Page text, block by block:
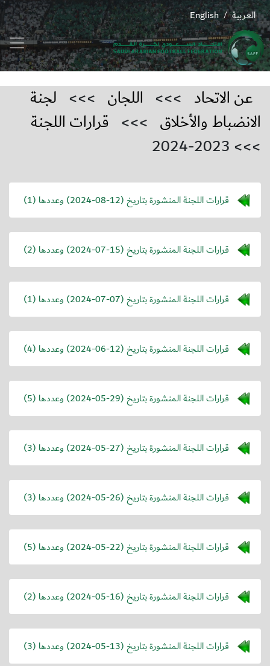
English / العربية
عن الاتحاد >>> اللجان >>> لجنة
الانضباط والأخلاق >>> قرارات اللجنة
>>> 2023-2024
قرارات اللجنة المنشورة بتاريخ (2024-08-12) وعددها (1)
قرارات اللجنة المنشورة بتاريخ (2024-07-15) وعددها (2)
قرارات اللجنة المنشورة بتاريخ (2024-07-07) وعددها (1)
قرارات اللجنة المنشورة بتاريخ (2024-06-12) وعددها (4)
قرارات اللجنة المنشورة بتاريخ (2024-05-29) وعددها (5)
قرارات اللجنة المنشورة بتاريخ (2024-05-27) وعددها (3)
قرارات اللجنة المنشورة بتاريخ (2024-05-26) وعددها (3)
قرارات اللجنة المنشورة بتاريخ (2024-05-22) وعددها (5)
قرارات اللجنة المنشورة بتاريخ (2024-05-16) وعددها (2)
قرارات اللجنة المنشورة بتاريخ (2024-05-13) وعددها (3)